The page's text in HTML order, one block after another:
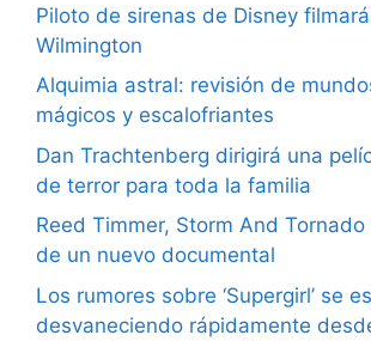
Piloto de sirenas de Disney
Wilmington
Alquimia astral: revisión de
mágicos y escalofriantes
Dan Trachtenberg dirigirá una
de terror para toda la familia
Reed Timmer, Storm And Tornado
de un nuevo documental
Los rumores sobre ‘Supergirl’ se
desvaneciendo rápidamente